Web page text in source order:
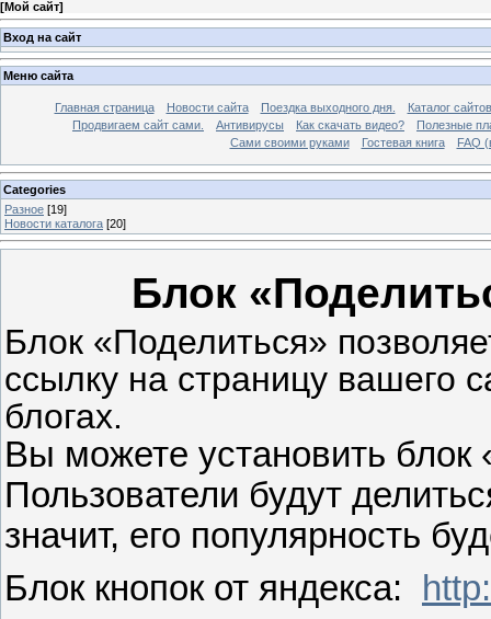
[Мой сайт]
Вход на сайт
Меню сайта
Главная страница Новости сайта Поездка выходного дня.
Каталог сайтов
Продвигаем сайт сами.
Антивирусы Как скачать видео?
Полезные
Сами своими руками
Гостевая книга FAQ
Categories
Разное [19]
Новости каталога [20]
Блок
Блок «Поделиться»
ссылку на страницу вашего
блогах.
Вы можете установить
Пользователи будут
значит, его популярность
Блок кнопок от яндекса: